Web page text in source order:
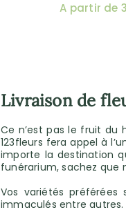
A partir de
Livraison de
Ce n’est pas le fruit du
123fleurs fera appel à
importe la destination
funérarium, sachez que
Vos variétés
immaculés entre autres.